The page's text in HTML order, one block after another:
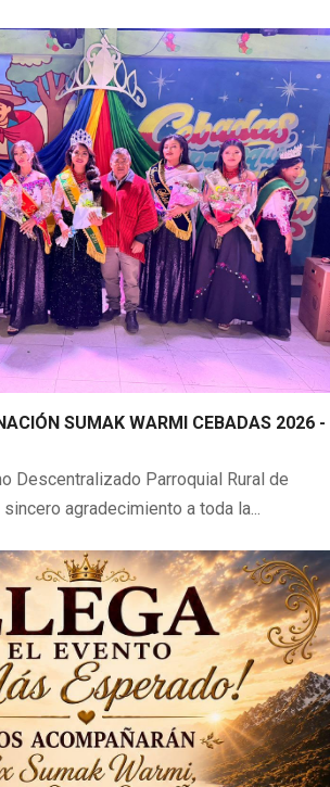
SUMAK WARMI CEBADAS 2026 -
Descentralizado Parroquial Rural de
agradecimiento a toda la...